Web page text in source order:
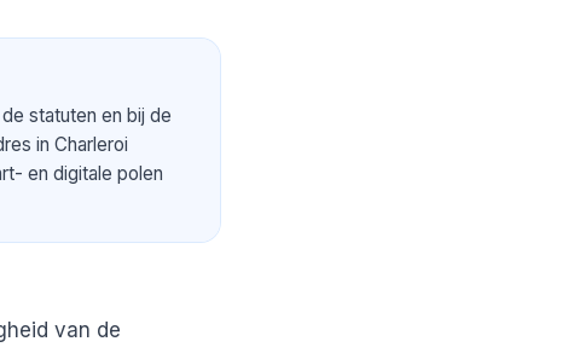
statuten en bij de
in Charleroi
en digitale polen
van de